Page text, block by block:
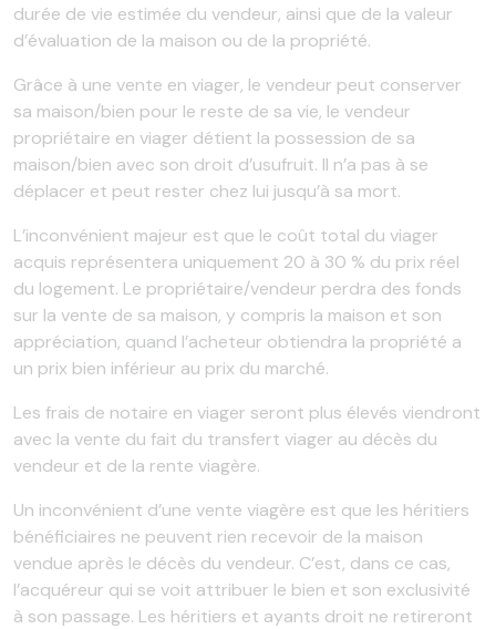
durée de vie estimée du vendeur, ainsi que de la valeur
d’évaluation de la maison ou de la propriété.
Grâce à une vente en viager, le vendeur peut conserver
sa maison/bien pour le reste de sa vie, le vendeur
propriétaire en viager détient la possession de sa
maison/bien avec son droit d’usufruit. Il n’a pas à se
déplacer et peut rester chez lui jusqu’à sa mort.
L’inconvénient majeur est que le coût total du viager
acquis représentera uniquement 20 à 30 % du prix réel
du logement. Le propriétaire/vendeur perdra des fonds
sur la vente de sa maison, y compris la maison et son
appréciation, quand l’acheteur obtiendra la propriété a
un prix bien inférieur au prix du marché.
Les frais de notaire en viager seront plus élevés viendront
avec la vente du fait du transfert viager au décès du
vendeur et de la rente viagère.
Un inconvénient d’une vente viagère est que les héritiers
bénéficiaires ne peuvent rien recevoir de la maison
vendue après le décès du vendeur. C’est, dans ce cas,
l’acquéreur qui se voit attribuer le bien et son exclusivité
à son passage. Les héritiers et ayants droit ne retireront